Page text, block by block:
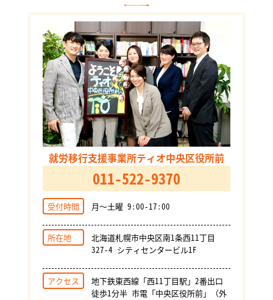
就労移行支援事業所ティオ中央区役所前
011-522-9370
受付時間 月～土曜 9:00-17:00
所在地
北海道札幌市中央区南1条西11丁目
327-4 シティセンタービル1F
アクセス
地下鉄東西線「西11丁目駅」2番出口
徒歩1分半 市電「中央区役所前」（外